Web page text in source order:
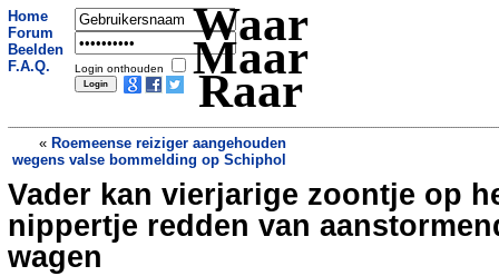
Home
Forum
Beelden
F.A.Q.
Login onthouden
Waar
Maar
Raar
« Roemeense reiziger aangehouden
wegens valse bommelding op Schiphol
Covid-ontkenner die illegale
lockdownfeestjes organiseerde sterft
aan corona»
Vader kan vierjarige zoontje op
nippertje redden van
wagen